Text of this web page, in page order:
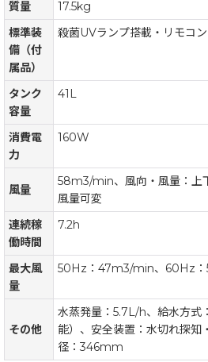
質量
17.5kg
標準装
備（付
属品）
殺菌UVランプ搭載・リモコン
タンク
容量
41L
消費電
力
160W
風量
58m3/min、風向・風量：上
風量可変
連続稼
働時間
7.2h
最大風
量
50Hz：47m3/min、60Hz
その他
水蒸発量：5.7L/h、給水方式
能）、安全装置：水切れ探知
径：346mm